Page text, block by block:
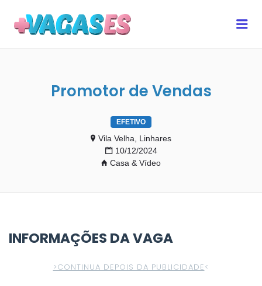
Promotor de Vendas
EFETIVO
Vila Velha, Linhares
10/12/2024
Casa & Vídeo
INFORMAÇÕES DA VAGA
>CONTINUA DEPOIS DA PUBLICIDADE<